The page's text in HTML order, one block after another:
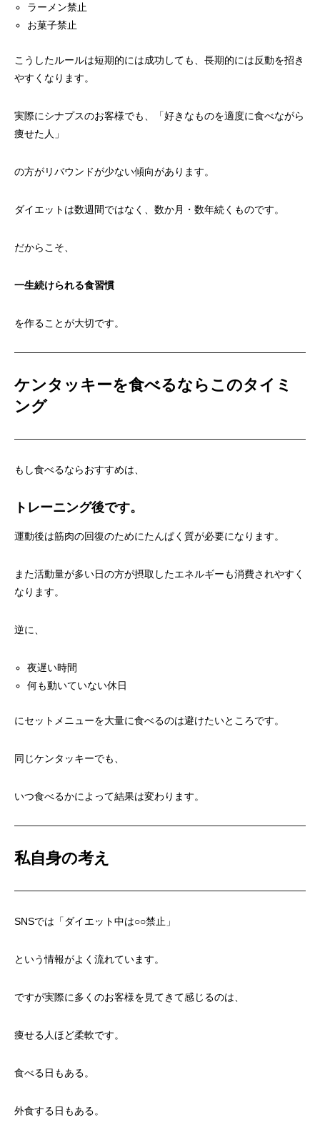
ラーメン禁止
お菓子禁止
こうしたルールは短期的には成功しても、長期的には反動を招き
やすくなります。
実際にシナプスのお客様でも、「好きなものを適度に食べながら
痩せた人」
の方がリバウンドが少ない傾向があります。
ダイエットは数週間ではなく、数か月・数年続くものです。
だからこそ、
一生続けられる食習慣
を作ることが大切です。
ケンタッキーを食べるならこのタイミ
ング
もし食べるならおすすめは、
トレーニング後です。
運動後は筋肉の回復のためにたんぱく質が必要になります。
また活動量が多い日の方が摂取したエネルギーも消費されやすく
なります。
逆に、
夜遅い時間
何も動いていない休日
にセットメニューを大量に食べるのは避けたいところです。
同じケンタッキーでも、
いつ食べるかによって結果は変わります。
私自身の考え
SNSでは「ダイエット中は○○禁止」
という情報がよく流れています。
ですが実際に多くのお客様を見てきて感じるのは、
痩せる人ほど柔軟です。
食べる日もある。
外食する日もある。